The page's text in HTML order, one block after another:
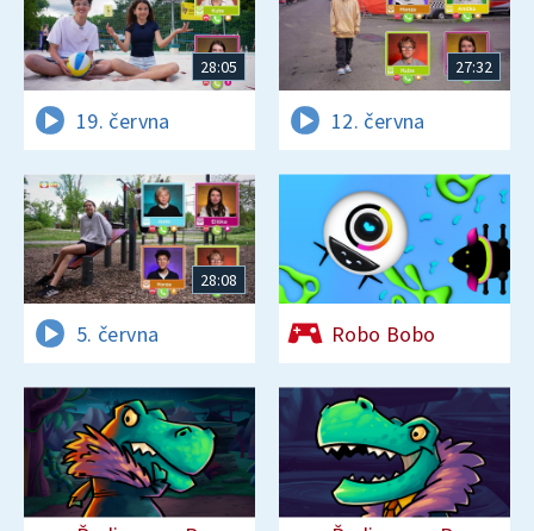
28:05
19. června
27:32
12. června
28:08
5. června Robo Bobo